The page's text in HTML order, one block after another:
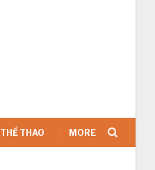
THỂ THAO MORE